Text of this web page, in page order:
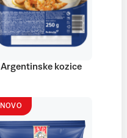
Argentinske kozice
NOVO